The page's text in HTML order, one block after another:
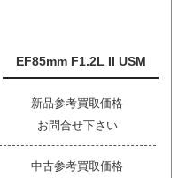
EF85mm F1.2L II USM
新品参考買取価格
お問合せ下さい
中古参考買取価格